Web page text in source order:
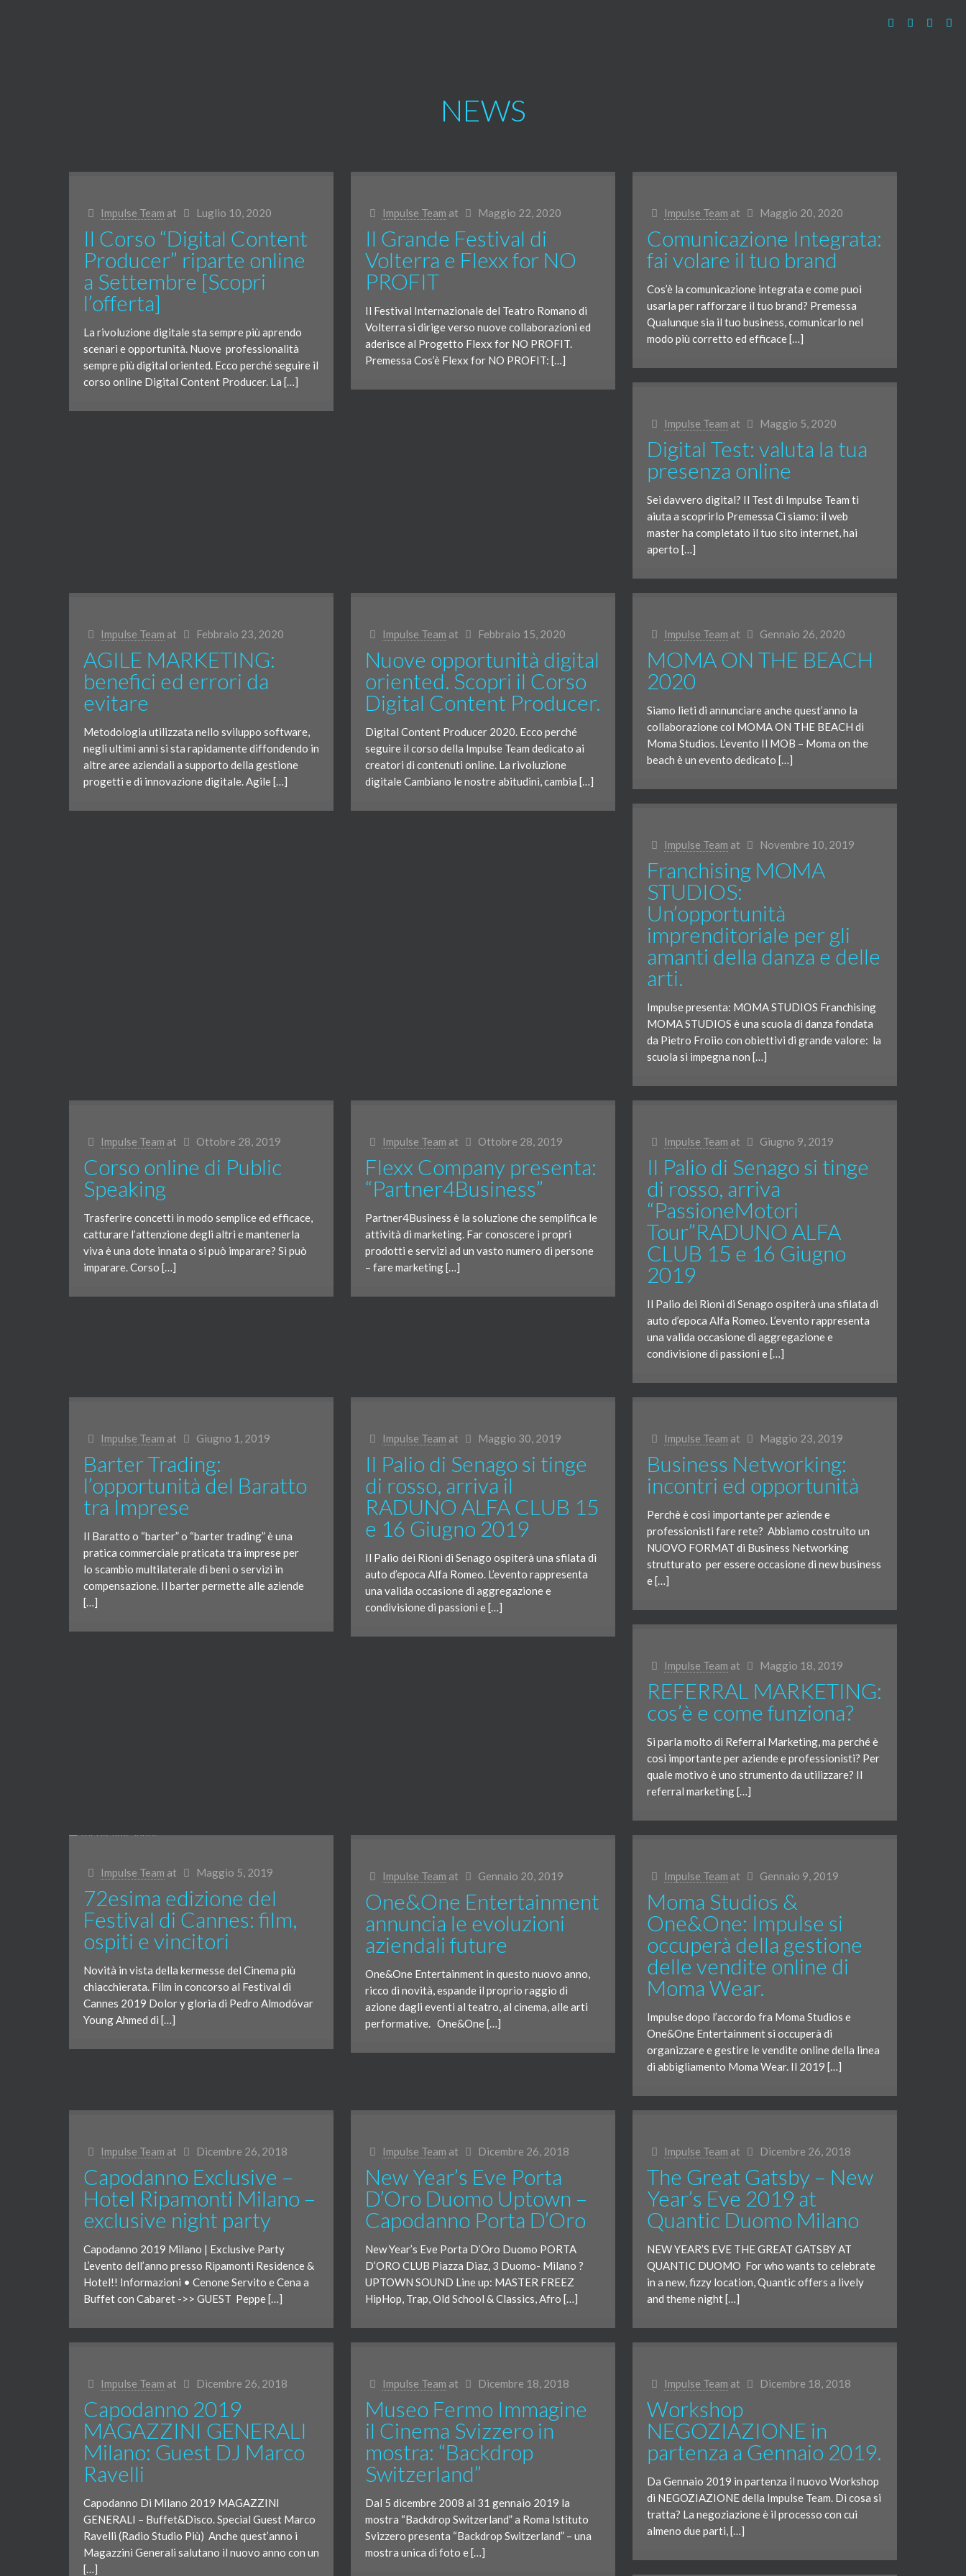
NEWS
Impulse Team at Luglio 10, 2020
Il Corso “Digital Content
Producer” riparte online
a Settembre [Scopri
l’offerta]
La rivoluzione digitale sta sempre più aprendo
scenari e opportunità. Nuove professionalità
sempre più digital oriented. Ecco perché seguire il
corso online Digital Content Producer. La […]
Impulse Team at Maggio 22, 2020
Il Grande Festival di
Volterra e Flexx for NO
PROFIT
Il Festival Internazionale del Teatro Romano di
Volterra si dirige verso nuove collaborazioni ed
aderisce al Progetto Flexx for NO PROFIT.
Premessa Cos’è Flexx for NO PROFIT: […]
Impulse Team at Maggio 20, 2020
Comunicazione Integrata:
fai volare il tuo brand
Cos’è la comunicazione integrata e come puoi
usarla per rafforzare il tuo brand? Premessa
Qualunque sia il tuo business, comunicarlo nel
modo più corretto ed efficace […]
Impulse Team at Maggio 5, 2020
Digital Test: valuta la tua
presenza online
Sei davvero digital? Il Test di Impulse Team ti
aiuta a scoprirlo Premessa Ci siamo: il web
master ha completato il tuo sito internet, hai
aperto […]
Impulse Team at Febbraio 23, 2020
AGILE MARKETING:
benefici ed errori da
evitare
Metodologia utilizzata nello sviluppo software,
negli ultimi anni si sta rapidamente diffondendo in
altre aree aziendali a supporto della gestione
progetti e di innovazione digitale. Agile […]
Impulse Team at Febbraio 15, 2020
Nuove opportunità digital
oriented. Scopri il Corso
Digital Content Producer.
Digital Content Producer 2020. Ecco perché
seguire il corso della Impulse Team dedicato ai
creatori di contenuti online. La rivoluzione
digitale Cambiano le nostre abitudini, cambia […]
Impulse Team at Gennaio 26, 2020
MOMA ON THE BEACH
2020
Siamo lieti di annunciare anche quest’anno la
collaborazione col MOMA ON THE BEACH di
Moma Studios. L’evento Il MOB – Moma on the
beach è un evento dedicato […]
Impulse Team at Novembre 10, 2019
Franchising MOMA
STUDIOS:
Un’opportunità
imprenditoriale per gli
amanti della danza e delle
arti.
Impulse presenta: MOMA STUDIOS Franchising
MOMA STUDIOS è una scuola di danza fondata
da Pietro Froiio con obiettivi di grande valore: la
scuola si impegna non […]
Impulse Team at Ottobre 28, 2019
Corso online di Public
Speaking
Trasferire concetti in modo semplice ed efficace,
catturare l’attenzione degli altri e mantenerla
viva è una dote innata o si può imparare? Si può
imparare. Corso […]
Impulse Team at Ottobre 28, 2019
Flexx Company presenta:
“Partner4Business”
Partner4Business è la soluzione che semplifica le
attività di marketing. Far conoscere i propri
prodotti e servizi ad un vasto numero di persone
– fare marketing […]
Impulse Team at Giugno 9, 2019
Il Palio di Senago si tinge
di rosso, arriva
“PassioneMotori
Tour”RADUNO ALFA
CLUB 15 e 16 Giugno
2019
Il Palio dei Rioni di Senago ospiterà una sfilata di
auto d’epoca Alfa Romeo. L’evento rappresenta
una valida occasione di aggregazione e
condivisione di passioni e […]
Impulse Team at Giugno 1, 2019
Barter Trading:
l’opportunità del Baratto
tra Imprese
Il Baratto o “barter” o “barter trading” è una
pratica commerciale praticata tra imprese per
lo scambio multilaterale di beni o servizi in
compensazione. Il barter permette alle aziende
[…]
Impulse Team at Maggio 30, 2019
Il Palio di Senago si tinge
di rosso, arriva il
RADUNO ALFA CLUB 15
e 16 Giugno 2019
Il Palio dei Rioni di Senago ospiterà una sfilata di
auto d’epoca Alfa Romeo. L’evento rappresenta
una valida occasione di aggregazione e
condivisione di passioni e […]
Impulse Team at Maggio 23, 2019
Business Networking:
incontri ed opportunità
Perchè è così importante per aziende e
professionisti fare rete? Abbiamo costruito un
NUOVO FORMAT di Business Networking
strutturato per essere occasione di new business
e […]
Impulse Team at Maggio 18, 2019
REFERRAL MARKETING:
cos’è e come funziona?
Si parla molto di Referral Marketing, ma perché è
così importante per aziende e professionisti? Per
quale motivo è uno strumento da utilizzare? Il
referral marketing […]
Impulse Team at Maggio 5, 2019
72esima edizione del
Festival di Cannes: film,
ospiti e vincitori
Novità in vista della kermesse del Cinema più
chiacchierata. Film in concorso al Festival di
Cannes 2019 Dolor y gloria di Pedro Almodóvar
Young Ahmed di […]
Impulse Team at Gennaio 20, 2019
One&One Entertainment
annuncia le evoluzioni
aziendali future
One&One Entertainment in questo nuovo anno,
ricco di novità, espande il proprio raggio di
azione dagli eventi al teatro, al cinema, alle arti
performative. One&One […]
Impulse Team at Gennaio 9, 2019
Moma Studios &
One&One: Impulse si
occuperà della gestione
delle vendite online di
Moma Wear.
Impulse dopo l’accordo fra Moma Studios e
One&One Entertainment si occuperà di
organizzare e gestire le vendite online della linea
di abbigliamento Moma Wear. Il 2019 […]
Impulse Team at Dicembre 26, 2018
Capodanno Exclusive –
Hotel Ripamonti Milano –
exclusive night party
Capodanno 2019 Milano | Exclusive Party
L’evento dell’anno presso Ripamonti Residence &
Hotel!! Informazioni • Cenone Servito e Cena a
Buffet con Cabaret ->> GUEST Peppe […]
Impulse Team at Dicembre 26, 2018
New Year’s Eve Porta
D’Oro Duomo Uptown –
Capodanno Porta D’Oro
New Year’s Eve Porta D’Oro Duomo PORTA
D’ORO CLUB Piazza Diaz, 3 Duomo- Milano ?
UPTOWN SOUND Line up: MASTER FREEZ
HipHop, Trap, Old School & Classics, Afro […]
Impulse Team at Dicembre 26, 2018
The Great Gatsby – New
Year’s Eve 2019 at
Quantic Duomo Milano
NEW YEAR’S EVE THE GREAT GATSBY AT
QUANTIC DUOMO For who wants to celebrate
in a new, fizzy location, Quantic offers a lively
and theme night […]
Impulse Team at Dicembre 26, 2018
Capodanno 2019
MAGAZZINI GENERALI
Milano: Guest DJ Marco
Ravelli
Capodanno Di Milano 2019 MAGAZZINI
GENERALI – Buffet&Disco. Special Guest Marco
Ravelli (Radio Studio Più) Anche quest’anno i
Magazzini Generali salutano il nuovo anno con un
[…]
Impulse Team at Dicembre 18, 2018
Museo Fermo Immagine
il Cinema Svizzero in
mostra: “Backdrop
Switzerland”
Dal 5 dicembre 2008 al 31 gennaio 2019 la
mostra “Backdrop Switzerland” a Roma Istituto
Svizzero presenta “Backdrop Switzerland” – una
mostra unica di foto e […]
Impulse Team at Dicembre 18, 2018
Workshop
NEGOZIAZIONE in
partenza a Gennaio 2019.
Da Gennaio 2019 in partenza il nuovo Workshop
di NEGOZIAZIONE della Impulse Team. Di cosa si
tratta? La negoziazione è il processo con cui
almeno due parti, […]